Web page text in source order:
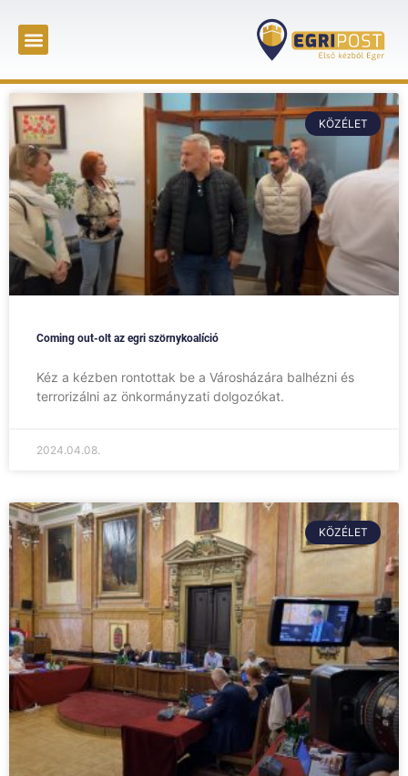
KÖZÉLET
Coming out-olt az egri szörnykoalíció
Kéz a kézben rontottak be a Városházára balhézni és
terrorizálni az önkormányzati dolgozókat.
2024.04.08.
KÖZÉLET